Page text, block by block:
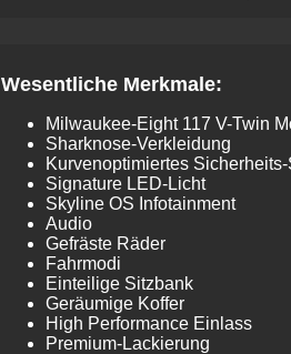
Wesentliche Merkmale:
Milwaukee-Eight 117 V-Twin
Sharknose-Verkleidung
Kurvenoptimiertes
Signature LED-Licht
Skyline OS Infotainment
Audio
Gefräste Räder
Fahrmodi
Einteilige Sitzbank
Geräumige Koffer
High Performance Einlass
Premium-Lackierung